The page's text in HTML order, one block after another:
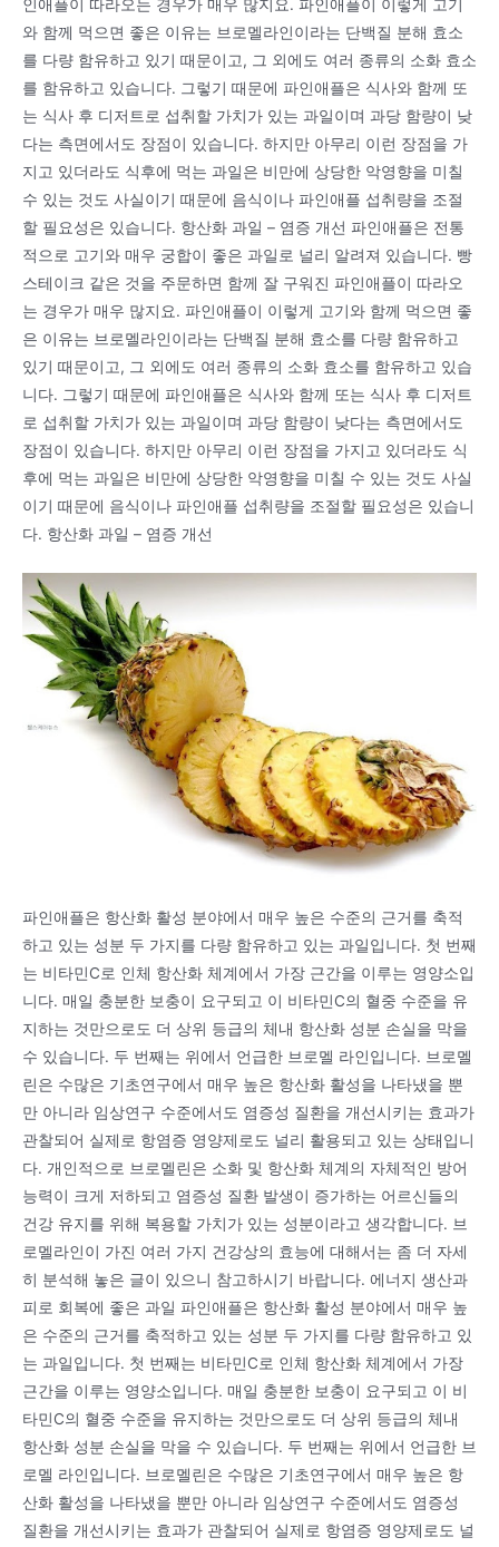
인애플이 따라오는 경우가 매우 많지요. 파인애플이 이렇게 고기
와 함께 먹으면 좋은 이유는 브로멜라인이라는 단백질 분해 효소
를 다량 함유하고 있기 때문이고, 그 외에도 여러 종류의 소화 효소
를 함유하고 있습니다. 그렇기 때문에 파인애플은 식사와 함께 또
는 식사 후 디저트로 섭취할 가치가 있는 과일이며 과당 함량이 낮
다는 측면에서도 장점이 있습니다. 하지만 아무리 이런 장점을 가
지고 있더라도 식후에 먹는 과일은 비만에 상당한 악영향을 미칠
수 있는 것도 사실이기 때문에 음식이나 파인애플 섭취량을 조절
할 필요성은 있습니다. 항산화 과일 – 염증 개선 파인애플은 전통
적으로 고기와 매우 궁합이 좋은 과일로 널리 알려져 있습니다. 빵
스테이크 같은 것을 주문하면 함께 잘 구워진 파인애플이 따라오
는 경우가 매우 많지요. 파인애플이 이렇게 고기와 함께 먹으면 좋
은 이유는 브로멜라인이라는 단백질 분해 효소를 다량 함유하고
있기 때문이고, 그 외에도 여러 종류의 소화 효소를 함유하고 있습
니다. 그렇기 때문에 파인애플은 식사와 함께 또는 식사 후 디저트
로 섭취할 가치가 있는 과일이며 과당 함량이 낮다는 측면에서도
장점이 있습니다. 하지만 아무리 이런 장점을 가지고 있더라도 식
후에 먹는 과일은 비만에 상당한 악영향을 미칠 수 있는 것도 사실
이기 때문에 음식이나 파인애플 섭취량을 조절할 필요성은 있습니
다. 항산화 과일 – 염증 개선
파인애플은 항산화 활성 분야에서 매우 높은 수준의 근거를 축적
하고 있는 성분 두 가지를 다량 함유하고 있는 과일입니다. 첫 번째
는 비타민C로 인체 항산화 체계에서 가장 근간을 이루는 영양소입
니다. 매일 충분한 보충이 요구되고 이 비타민C의 혈중 수준을 유
지하는 것만으로도 더 상위 등급의 체내 항산화 성분 손실을 막을
수 있습니다. 두 번째는 위에서 언급한 브로멜 라인입니다. 브로멜
린은 수많은 기초연구에서 매우 높은 항산화 활성을 나타냈을 뿐
만 아니라 임상연구 수준에서도 염증성 질환을 개선시키는 효과가
관찰되어 실제로 항염증 영양제로도 널리 활용되고 있는 상태입니
다. 개인적으로 브로멜린은 소화 및 항산화 체계의 자체적인 방어
능력이 크게 저하되고 염증성 질환 발생이 증가하는 어르신들의
건강 유지를 위해 복용할 가치가 있는 성분이라고 생각합니다. 브
로멜라인이 가진 여러 가지 건강상의 효능에 대해서는 좀 더 자세
히 분석해 놓은 글이 있으니 참고하시기 바랍니다. 에너지 생산과
피로 회복에 좋은 과일 파인애플은 항산화 활성 분야에서 매우 높
은 수준의 근거를 축적하고 있는 성분 두 가지를 다량 함유하고 있
는 과일입니다. 첫 번째는 비타민C로 인체 항산화 체계에서 가장
근간을 이루는 영양소입니다. 매일 충분한 보충이 요구되고 이 비
타민C의 혈중 수준을 유지하는 것만으로도 더 상위 등급의 체내
항산화 성분 손실을 막을 수 있습니다. 두 번째는 위에서 언급한 브
로멜 라인입니다. 브로멜린은 수많은 기초연구에서 매우 높은 항
산화 활성을 나타냈을 뿐만 아니라 임상연구 수준에서도 염증성
질환을 개선시키는 효과가 관찰되어 실제로 항염증 영양제로도 널